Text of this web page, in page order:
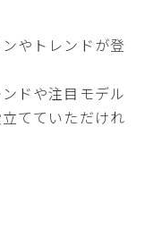
やトレンドが登
ドや注目モデル
てていただけれ